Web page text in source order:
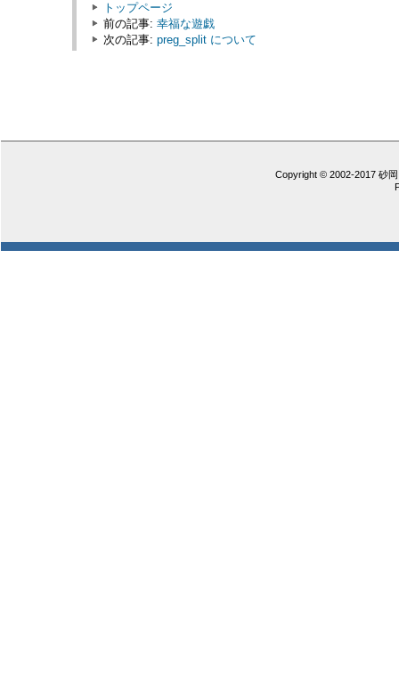
トップページ
前の記事: 幸福な遊戯
次の記事: preg_split について
Copyright © 2002-2017 砂